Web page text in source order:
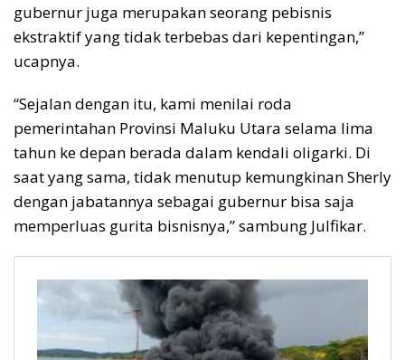
gubernur juga merupakan seorang pebisnis
ekstraktif yang tidak terbebas dari kepentingan,”
ucapnya.
“Sejalan dengan itu, kami menilai roda
pemerintahan Provinsi Maluku Utara selama lima
tahun ke depan berada dalam kendali oligarki. Di
saat yang sama, tidak menutup kemungkinan Sherly
dengan jabatannya sebagai gubernur bisa saja
memperluas gurita bisnisnya,” sambung Julfikar.